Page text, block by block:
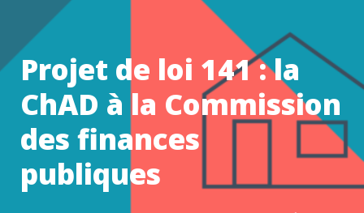
CONTENU
l'assurance
de
dommages
Projet de loi 141 : la
ChAD à la Commission
des finances
publiques